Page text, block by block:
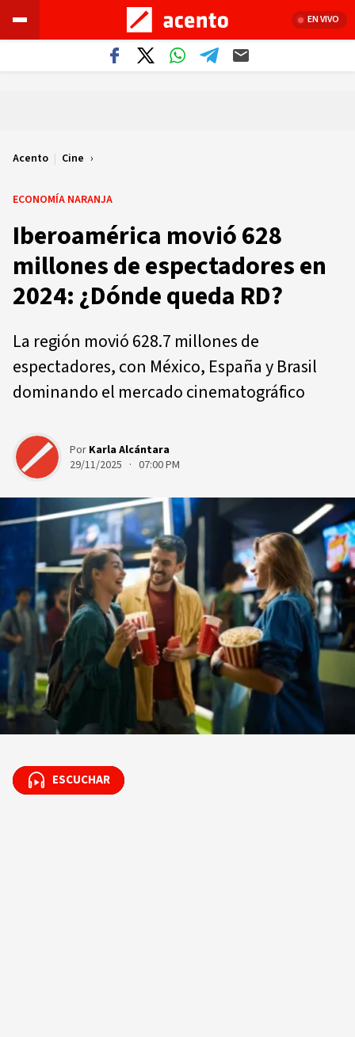
EN VIVO
Acento | Cine
ECONOMÍA NARANJA
Iberoamérica movió 628
millones de espectadores en
2024: ¿Dónde queda RD?
La región movió 628.7 millones de
espectadores, con México, España y Brasil
dominando el mercado cinematográfico
Por Karla Alcántara
29/11/2025 · 07:00 PM
ESCUCHAR
ESCUCHAR